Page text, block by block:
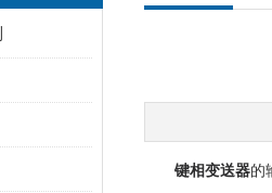
键相变送器的